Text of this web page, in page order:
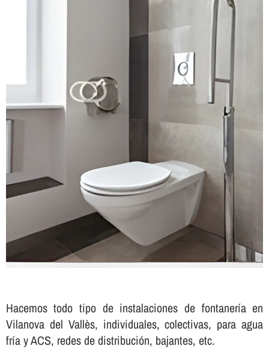
Hacemos todo tipo de instalaciones de fontanerí­a en
Vilanova del Vallès, individuales, colectivas, para agua
frí­a y ACS, redes de distribución, bajantes, etc.